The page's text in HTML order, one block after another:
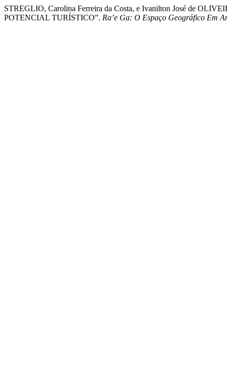
STREGLIO, Carolina Ferreira da Costa, e Ivanilton José de
POTENCIAL TURÍSTICO”. Ra’e Ga: O Espaço Geográfico Em